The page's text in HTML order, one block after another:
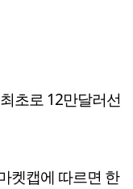
초로 12만달러선
켓캡에 따르면 한